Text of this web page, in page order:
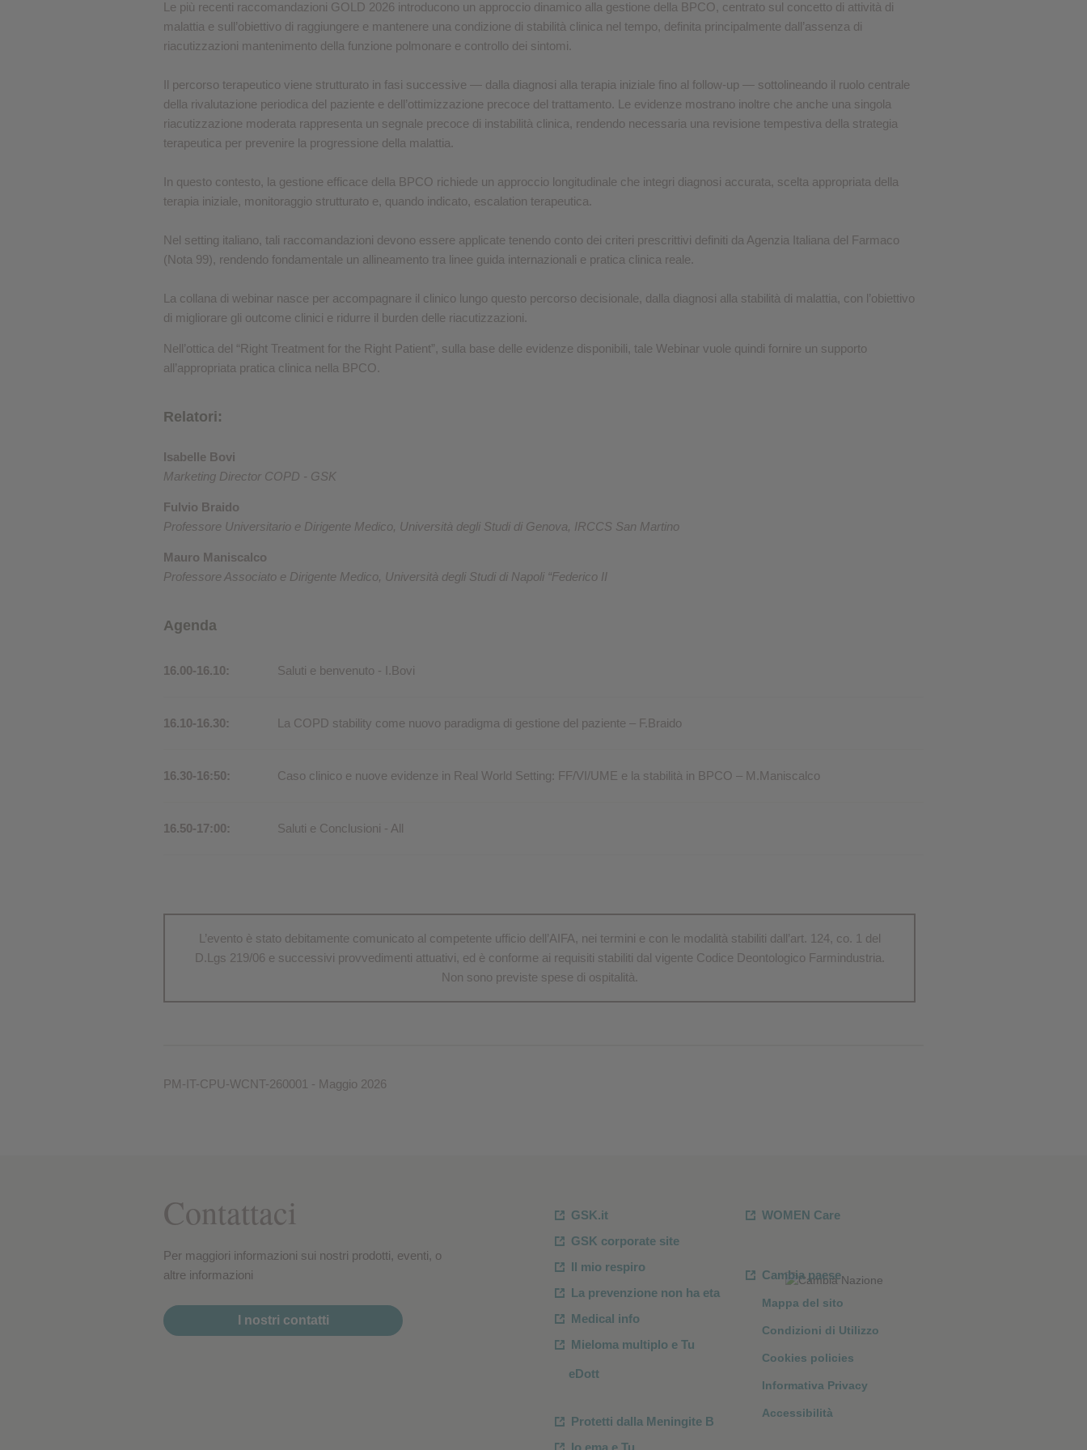
Le più recenti raccomandazioni GOLD 2026 introducono un approccio dinamico alla gestione della BPCO, centrato sul concetto di attività di
malattia e sull’obiettivo di raggiungere e mantenere una condizione di stabilità clinica nel tempo, definita principalmente dall’assenza di
riacutizzazioni mantenimento della funzione polmonare e controllo dei sintomi.
Il percorso terapeutico viene strutturato in fasi successive — dalla diagnosi alla terapia iniziale fino al follow-up — sottolineando il ruolo centrale
della rivalutazione periodica del paziente e dell’ottimizzazione precoce del trattamento. Le evidenze mostrano inoltre che anche una singola
riacutizzazione moderata rappresenta un segnale precoce di instabilità clinica, rendendo necessaria una revisione tempestiva della strategia
terapeutica per prevenire la progressione della malattia.
In questo contesto, la gestione efficace della BPCO richiede un approccio longitudinale che integri diagnosi accurata, scelta appropriata della
terapia iniziale, monitoraggio strutturato e, quando indicato, escalation terapeutica.
Nel setting italiano, tali raccomandazioni devono essere applicate tenendo conto dei criteri prescrittivi definiti da Agenzia Italiana del Farmaco
(Nota 99), rendendo fondamentale un allineamento tra linee guida internazionali e pratica clinica reale.
La collana di webinar nasce per accompagnare il clinico lungo questo percorso decisionale, dalla diagnosi alla stabilità di malattia, con l’obiettivo
di migliorare gli outcome clinici e ridurre il burden delle riacutizzazioni.
Nell’ottica del “Right Treatment for the Right Patient”, sulla base delle evidenze disponibili, tale Webinar vuole quindi fornire un supporto
all’appropriata pratica clinica nella BPCO.
Relatori:
Isabelle Bovi
Marketing Director COPD - GSK
Fulvio Braido
Professore Universitario e Dirigente Medico, Università degli Studi di Genova, IRCCS San Martino
Mauro Maniscalco
Professore Associato e Dirigente Medico, Università degli Studi di Napoli “Federico II
Agenda
16.00-16.10: Saluti e benvenuto - I.Bovi
16.10-16.30: La COPD stability come nuovo paradigma di gestione del paziente – F.Braido
16.30-16:50: Caso clinico e nuove evidenze in Real World Setting: FF/VI/UME e la stabilità in BPCO – M.Maniscalco
16.50-17:00: Saluti e Conclusioni - All
L’evento è stato debitamente comunicato al competente ufficio dell’AIFA, nei termini e con le modalità stabiliti dall’art. 124, co. 1 del
D.Lgs 219/06 e successivi provvedimenti attuativi, ed è conforme ai requisiti stabiliti dal vigente Codice Deontologico Farmindustria.
Non sono previste spese di ospitalità.
PM-IT-CPU-WCNT-260001 - Maggio 2026
Contattaci
Per maggiori informazioni sui nostri prodotti, eventi, o
altre informazioni
I nostri contatti
GSK.it
GSK corporate site
Il mio respiro
La prevenzione non ha eta
Medical info
Mieloma multiplo e Tu
eDott
Protetti dalla Meningite B
WOMEN Care
Cambia paese
Mappa del sito
Condizioni di Utilizzo
Cookies policies
Informativa Privacy
Accessibilità
Cookie per l’analisi delle prestazioni
Cookie pubblicitari ❮